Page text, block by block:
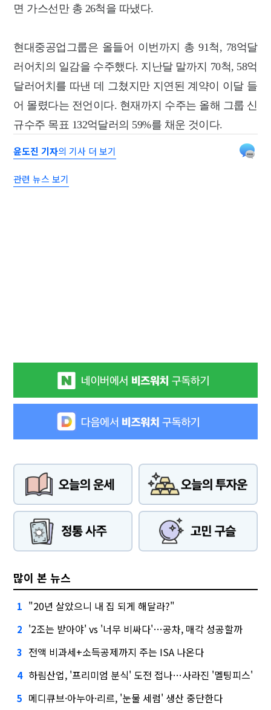
면 가스선만 총 26척을 따냈다.
현대중공업그룹은 올들어 이번까지 총 91척, 78억달
러어치의 일감을 수주했다. 지난달 말까지 70척, 58억
달러어치를 따낸 데 그쳤지만 지연된 계약이 이달 들
어 몰렸다는 전언이다. 현재까지 수주는 올해 그룹 신
규수주 목표 132억달러의 59%를 채운 것이다.
윤도진 기자의 기사 더 보기
관련 뉴스 보기
많이 본 뉴스
1 "20년 살았으니 내 집 되게 해달라?"
2 '2조는 받아야' vs '너무 비싸다'…공차, 매각 성공할까
3 전액 비과세+소득공제까지 주는 ISA 나온다
4 하림산업, '프리미엄 분식' 도전 접나…사라진 '멜팅피스'
5 메디큐브·아누아·리르, '눈물 세럼' 생산 중단한다